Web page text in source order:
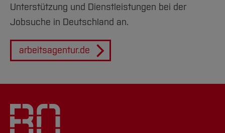
Unterstützung und Dienstleistungen bei der
Jobsuche in Deutschland an.
arbeitsagentur.de